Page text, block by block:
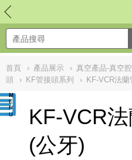
首頁 › 產品展示 › 真空產品-真空
頭
› KF管接頭系列 › KF-VCR法
KF-VCR
(公牙)
NULL